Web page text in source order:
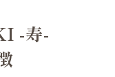
-寿-